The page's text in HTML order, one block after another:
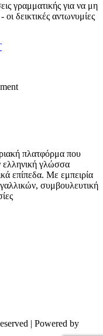
γραμματικής για να μη
δεικτικές αντωνυμίες
πλατφόρμα που
ελληνική γλώσσα
επίπεδα. Με εμπειρία
συμβουλευτική
| Powered by